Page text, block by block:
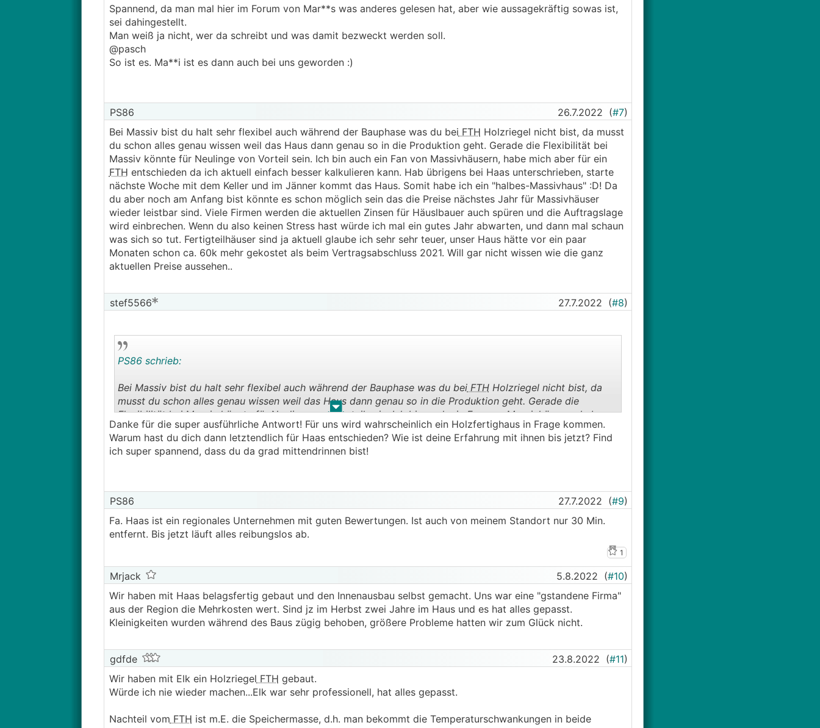
Spannend, da man mal hier im Forum von Mar**s was anderes gelesen hat, aber wie aussagekräftig sowas ist,
sei dahingestellt.
Man weiß ja nicht, wer da schreibt und was damit bezweckt werden soll.
@pasch
So ist es. Ma**i ist es dann auch bei uns geworden :)
PS86 26.7.2022 (#7)
Bei Massiv bist du halt sehr flexibel auch während der Bauphase was du bei FTH Holzriegel nicht bist, da musst
du schon alles genau wissen weil das Haus dann genau so in die Produktion geht. Gerade die Flexibilität bei
Massiv könnte für Neulinge von Vorteil sein. Ich bin auch ein Fan von Massivhäusern, habe mich aber für ein
FTH entschieden da ich aktuell einfach besser kalkulieren kann. Hab übrigens bei Haas unterschrieben, starte
nächste Woche mit dem Keller und im Jänner kommt das Haus. Somit habe ich ein "halbes-Massivhaus" :D! Da
du aber noch am Anfang bist könnte es schon möglich sein das die Preise nächstes Jahr für Massivhäuser
wieder leistbar sind. Viele Firmen werden die aktuellen Zinsen für Häuslbauer auch spüren und die Auftragslage
wird einbrechen. Wenn du also keinen Stress hast würde ich mal ein gutes Jahr abwarten, und dann mal schaun
was sich so tut. Fertigteilhäuser sind ja aktuell glaube ich sehr sehr teuer, unser Haus hätte vor ein paar
Monaten schon ca. 60k mehr gekostet als beim Vertragsabschluss 2021. Will gar nicht wissen wie die ganz
aktuellen Preise aussehen..
stef5566 27.7.2022 (#8)
. .
PS86 schrieb:
Bei Massiv bist du halt sehr flexibel auch während der Bauphase was du beiFTHHolzriegel nicht bist, da
musst du schon alles genau wissen weil das Haus dann genau so in die Produktion geht. Gerade die
Flexibilität bei Massiv könnte für Neulinge von Vorteil sein. Ich bin auch ein Fan von Massivhäusern, habe
mich aber für einFTHentschieden da ich aktuell einfach besser kalkulieren kann. Hab übrigens bei Haas
unterschrieben, starte nächste Woche mit dem Keller und im Jänner kommt das Haus. Somit habe ich ein
"halbes-Massivhaus" :D! Da du aber noch am Anfang bist könnte es schon möglich sein das die Preise
mal ein gutes Jahr abwarten, und dann mal schaun was sich so tut. Fertigteilhäuser sind ja aktuell glaube
ich sehr sehr teuer, unser Haus hätte vor ein paar Monaten schon ca. 60k mehr gekostet als beim
Vertragsabschluss 2021. Will gar nicht wissen wie die ganz aktuellen Preise aussehen..
Danke für die super ausführliche Antwort! Für uns wird wahrscheinlich ein Holzfertighaus in Frage kommen.
Warum hast du dich dann letztendlich für Haas entschieden? Wie ist deine Erfahrung mit ihnen bis jetzt? Find
ich super spannend, dass du da grad mittendrinnen bist!
PS86 27.7.2022 (#9)
Fa. Haas ist ein regionales Unternehmen mit guten Bewertungen. Ist auch von meinem Standort nur 30 Min.
entfernt. Bis jetzt läuft alles reibungslos ab.
1
Mrjack 5.8.2022 (#10)
Wir haben mit Haas belagsfertig gebaut und den Innenausbau selbst gemacht. Uns war eine "gstandene Firma"
aus der Region die Mehrkosten wert. Sind jz im Herbst zwei Jahre im Haus und es hat alles gepasst.
Kleinigkeiten wurden während des Baus zügig behoben, größere Probleme hatten wir zum Glück nicht.
gdfde 23.8.2022 (#11)
Wir haben mit Elk ein Holzriegel FTH gebaut.
Würde ich nie wieder machen...Elk war sehr professionell, hat alles gepasst.
Nachteil vom FTH ist m.E. die Speichermasse, d.h. man bekommt die Temperaturschwankungen in beide